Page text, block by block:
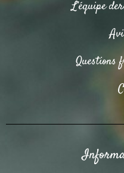
L’équipe
Questions